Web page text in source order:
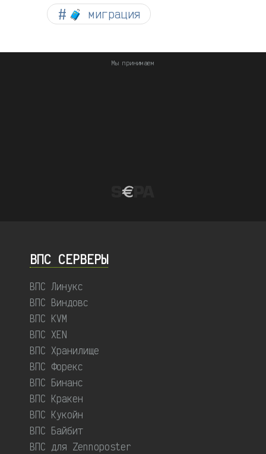
🧳 миграция
Мы принимаем
ВПС СЕРВЕРЫ
ВПС Линукс
ВПС Виндовс
ВПС KVM
ВПС XEN
ВПС Хранилище
ВПС Форекс
ВПС Бинанс
ВПС Кракен
ВПС Кукойн
ВПС Байбит
ВПС для Zennoposter